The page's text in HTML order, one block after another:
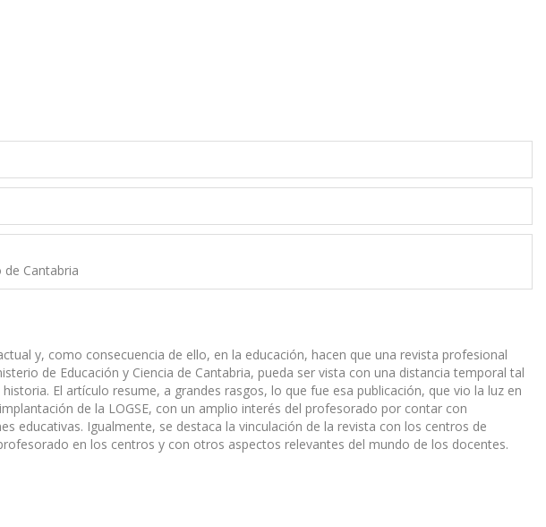
Cantabria
y, como consecuencia de ello, en la educación, hacen que una revista profesional
de Educación y Ciencia de Cantabria, pueda ser vista con una distancia temporal tal
El artículo resume, a grandes rasgos, lo que fue esa publicación, que vio la luz en
de la LOGSE, con un amplio interés del profesorado por contar con
educativas. Igualmente, se destaca la vinculación de la revista con los centros de
en los centros y con otros aspectos relevantes del mundo de los docentes.